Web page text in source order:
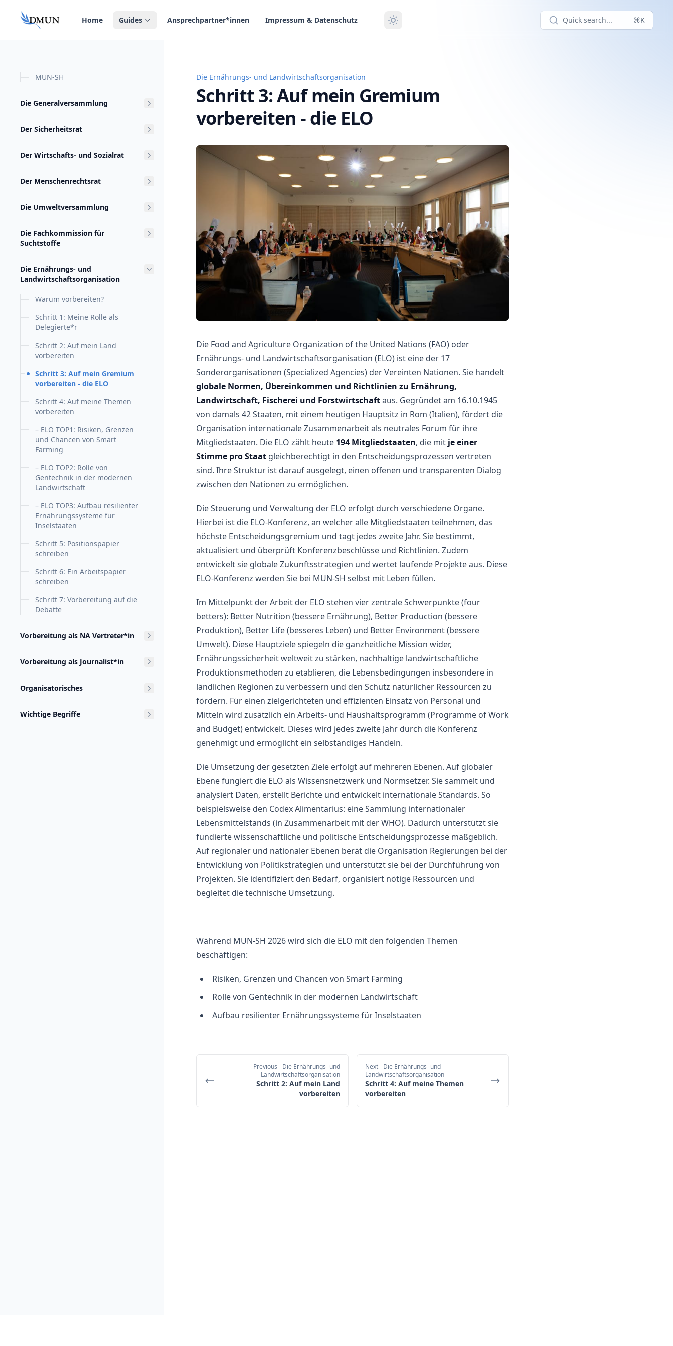
content
Home
Guides Ansprechpartner*innen Impressum & Datenschutz Quick search... ⌘K
MUN-SH
Die Generalversammlung
Der Sicherheitsrat
Der Wirtschafts- und Sozialrat
Der Menschenrechtsrat
Die Umweltversammlung
Die Fachkommission für
Suchtstoffe
Die Ernährungs- und
Landwirtschaftsorganisation
Warum vorbereiten?
Schritt 1: Meine Rolle als
Delegierte*r
Schritt 2: Auf mein Land
vorbereiten
Schritt 3: Auf mein Gremium
vorbereiten - die ELO
Schritt 4: Auf meine Themen
vorbereiten
– ELO TOP1: Risiken, Grenzen
und Chancen von Smart
Farming
– ELO TOP2: Rolle von
Gentechnik in der modernen
Landwirtschaft
– ELO TOP3: Aufbau resilienter
Ernährungssysteme für
Inselstaaten
Schritt 5: Positionspapier
schreiben
Schritt 6: Ein Arbeitspapier
schreiben
Schritt 7: Vorbereitung auf die
Debatte
Vorbereitung als NA Vertreter*in
Vorbereitung als Journalist*in
Organisatorisches
Wichtige Begriffe
Schritt 3: Auf mein Gremium vorbereiten - die ELO
Die Ernährungs- und Landwirtschaftsorganisation
Schritt 3: Auf mein Gremium
vorbereiten - die ELO
Die Food and Agriculture Organization of the United Nations (FAO) oder
Ernährungs- und Landwirtschaftsorganisation (ELO) ist eine der 17
Sonderorganisationen (Specialized Agencies) der Vereinten Nationen. Sie handelt
globale Normen, Übereinkommen und Richtlinien zu Ernährung,
Landwirtschaft, Fischerei und Forstwirtschaftaus. Gegründet am 16.10.1945
von damals 42 Staaten, mit einem heutigen Hauptsitz in Rom (Italien), fördert die
Organisation internationale Zusammenarbeit als neutrales Forum für ihre
Mitgliedstaaten. Die ELO zählt heute 194 Mitgliedstaaten, die mit je einer
Stimme pro Staat gleichberechtigt in den Entscheidungsprozessen vertreten
sind. Ihre Struktur ist darauf ausgelegt, einen offenen und transparenten Dialog
zwischen den Nationen zu ermöglichen.
Die Steuerung und Verwaltung der ELO erfolgt durch verschiedene Organe.
Hierbei ist die ELO-Konferenz, an welcher alle Mitgliedstaaten teilnehmen, das
höchste Entscheidungsgremium und tagt jedes zweite Jahr. Sie bestimmt,
aktualisiert und überprüft Konferenzbeschlüsse und Richtlinien. Zudem
entwickelt sie globale Zukunftsstrategien und wertet laufende Projekte aus. Diese
ELO-Konferenz werden Sie bei MUN-SH selbst mit Leben füllen.
Im Mittelpunkt der Arbeit der ELO stehen vier zentrale Schwerpunkte (four
betters): Better Nutrition (bessere Ernährung), Better Production (bessere
Produktion), Better Life (besseres Leben) und Better Environment (bessere
Umwelt). Diese Hauptziele spiegeln die ganzheitliche Mission wider,
Ernährungssicherheit weltweit zu stärken, nachhaltige landwirtschaftliche
Produktionsmethoden zu etablieren, die Lebensbedingungen insbesondere in
ländlichen Regionen zu verbessern und den Schutz natürlicher Ressourcen zu
fördern. Für einen zielgerichteten und effizienten Einsatz von Personal und
Mitteln wird zusätzlich ein Arbeits- und Haushaltsprogramm (Programme of Work
and Budget) entwickelt. Dieses wird jedes zweite Jahr durch die Konferenz
genehmigt und ermöglicht ein selbständiges Handeln.
Die Umsetzung der gesetzten Ziele erfolgt auf mehreren Ebenen. Auf globaler
Ebene fungiert die ELO als Wissensnetzwerk und Normsetzer. Sie sammelt und
analysiert Daten, erstellt Berichte und entwickelt internationale Standards. So
beispielsweise den Codex Alimentarius: eine Sammlung internationaler
Lebensmittelstands (in Zusammenarbeit mit der WHO). Dadurch unterstützt sie
fundierte wissenschaftliche und politische Entscheidungsprozesse maßgeblich.
Auf regionaler und nationaler Ebenen berät die Organisation Regierungen bei der
Entwicklung von Politikstrategien und unterstützt sie bei der Durchführung von
Projekten. Sie identifiziert den Bedarf, organisiert nötige Ressourcen und
begleitet die technische Umsetzung.
Während MUN-SH 2026 wird sich die ELO mit den folgenden Themen
beschäftigen:
Risiken, Grenzen und Chancen von Smart Farming
Rolle von Gentechnik in der modernen Landwirtschaft
Aufbau resilienter Ernährungssysteme für Inselstaaten
Previous - Die Ernährungs- und
Landwirtschaftsorganisation
Schritt 2: Auf mein Land
vorbereiten
Next- Die Ernährungs- und
Landwirtschaftsorganisation
Schritt 4: Auf meine Themen
vorbereiten